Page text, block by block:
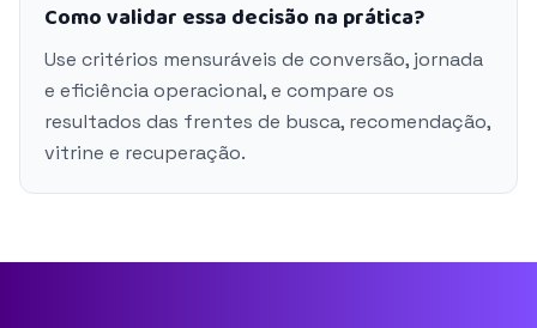
Como validar essa decisão na prática?
Use critérios mensuráveis de conversão, jornada
e eficiência operacional, e compare os
resultados das frentes de busca, recomendação,
vitrine e recuperação.